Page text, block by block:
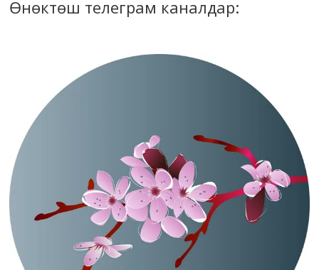
Өнөктөш телеграм каналдар: